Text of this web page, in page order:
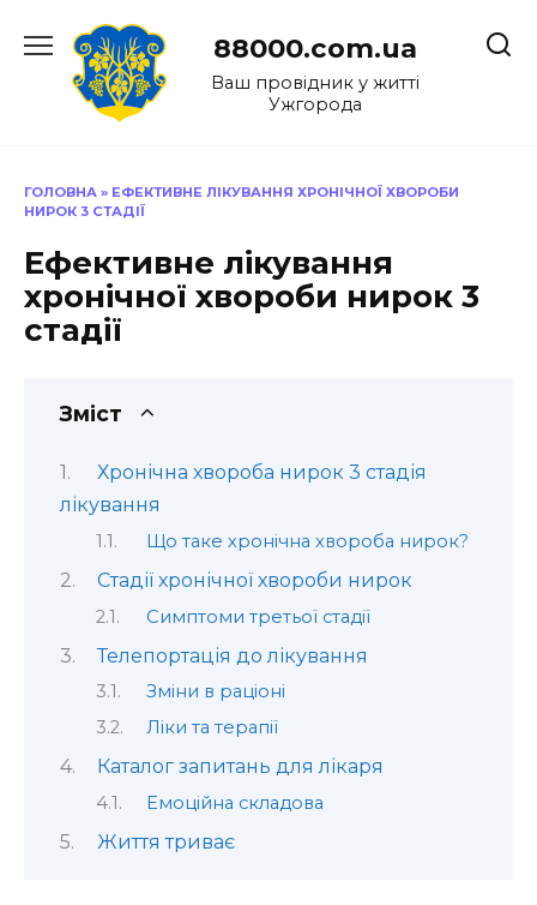
до
88000.com.ua
Ваш провідник у житті
Ужгорода
ГОЛОВНА » ЕФЕКТИВНЕ ЛІКУВАННЯ ХРОНІЧНОЇ ХВОРОБИ
НИРОК 3 СТАДІЇ
Ефективне лікування
хронічної хвороби нирок 3
стадії
Зміст
Хронічна хвороба нирок 3 стадія
лікування
Що таке хронічна хвороба нирок?
Стадії хронічної хвороби нирок
Симптоми третьої стадії
Телепортація до лікування
Зміни в раціоні
Ліки та терапії
Каталог запитань для лікаря
Емоційна складова
Життя триває